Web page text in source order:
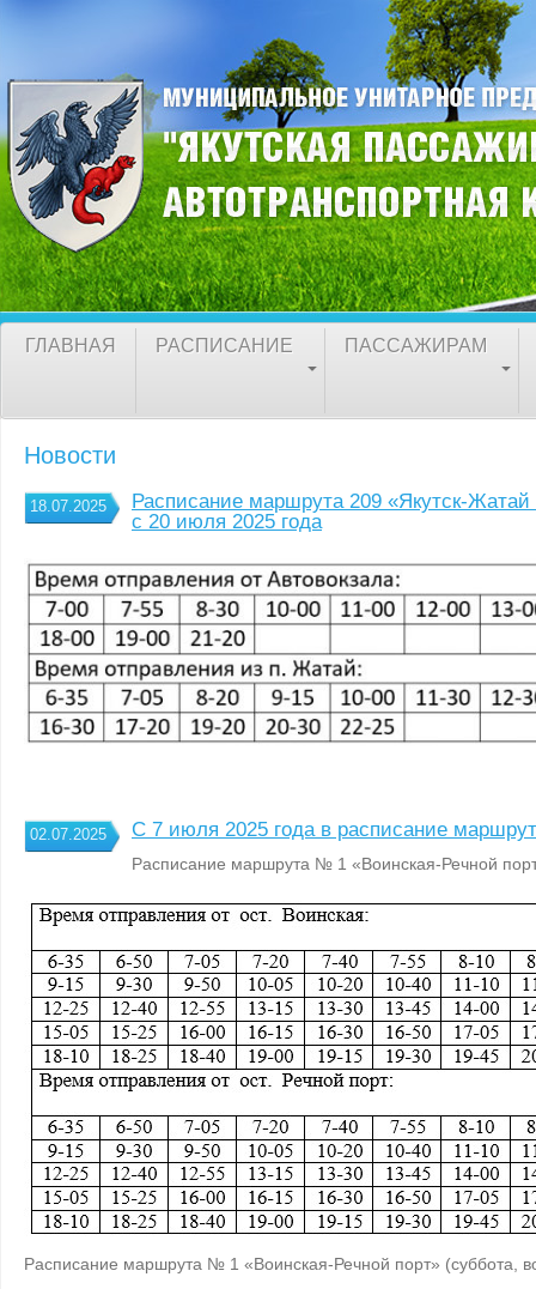
ГЛАВНАЯ РАСПИСАНИЕ ПАССАЖИРАМ
Новости
18.07.2025
Расписание маршрута 209 «Якутск-
с 20 июля 2025 года
02.07.2025 С 7 июля 2025 года в расписание
Расписание маршрута № 1 «Воинская-Речной
Расписание маршрута № 1 «Воинская-Речной порт» (суббота,